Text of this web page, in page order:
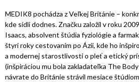
MEDIK8 pochádza z Veľkej Británie –
kde sídli dodnes. Značku založil v roku
Isaacs, absolvent štúdia fyziológie a
štyri roky cestovaním po Ázii, kde ho
a modernej starostlivosti o pleť a etický
(inšpiráciou mu bola zakladateľka The
návrate do Británie strávil mesiace